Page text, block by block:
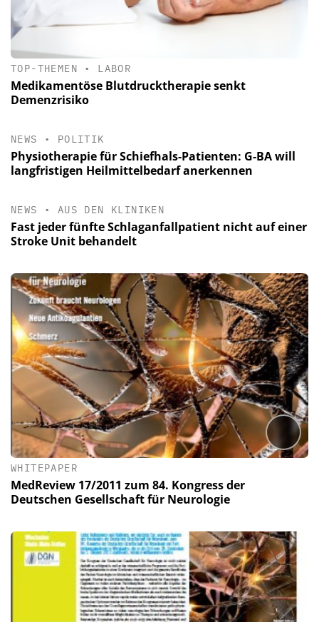
TOP-THEMEN • LABOR
Medikamentöse Blutdrucktherapie senkt
Demenzrisiko
NEWS • POLITIK
Physiotherapie für Schiefhals-Patienten: G-BA will
langfristigen Heilmittelbedarf anerkennen
NEWS • AUS DEN KLINIKEN
Fast jeder fünfte Schlaganfallpatient nicht auf einer
Stroke Unit behandelt
WHITEPAPER
MedReview 17/2011 zum 84. Kongress der
Deutschen Gesellschaft für Neurologie